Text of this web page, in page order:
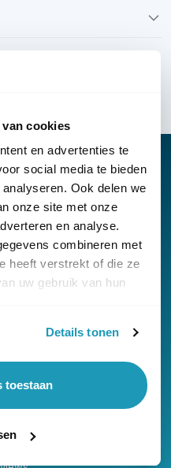
cookies
en advertenties te
social media te bieden
Ook delen we
onze site met onze
en analyse.
combineren met
heeft verstrekt of die ze
uw gebruik van hun
Details tonen
toestaan